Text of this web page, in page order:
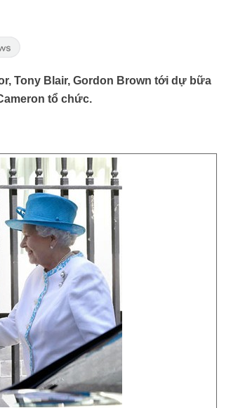
Tony Blair, Gordon Brown tới dự bữa
tổ chức.